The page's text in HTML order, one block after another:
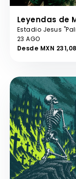
Leyendas de
Estadio Jesus
23 AGO
Desde MXN 231,08